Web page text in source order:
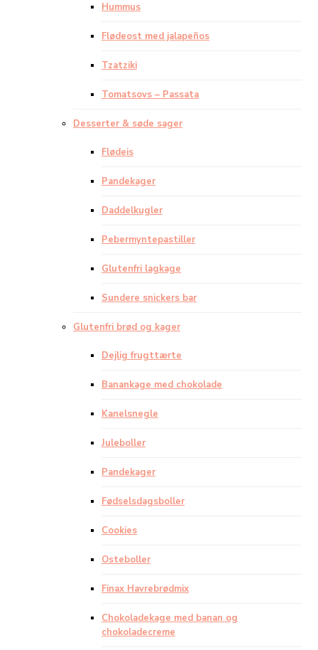
Hummus
Flødeost med jalapeños
Tzatziki
Tomatsovs – Passata
Desserter & søde sager
Flødeis
Pandekager
Daddelkugler
Pebermyntepastiller
Glutenfri lagkage
Sundere snickers bar
Glutenfri brød og kager
Dejlig frugttærte
Banankage med chokolade
Kanelsnegle
Juleboller
Pandekager
Fødselsdagsboller
Cookies
Osteboller
Finax Havrebrødmix
Chokoladekage med banan og
chokoladecreme